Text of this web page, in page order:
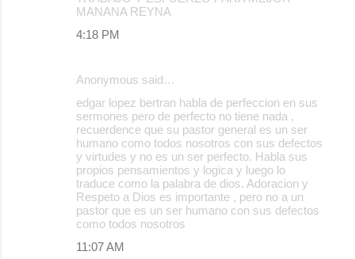
MANANA REYNA
4:18 PM
Anonymous said…
edgar lopez bertran habla de perfeccion en sus
sermones pero de perfecto no tiene nada ,
recuerdence que su pastor general es un ser
humano como todos nosotros con sus defectos
y virtudes y no es un ser perfecto. Habla sus
propios pensamientos y logica y luego lo
traduce como la palabra de dios. Adoracion y
Respeto a Dios es importante , pero no a un
pastor que es un ser humano con sus defectos
como todos nosotros
11:07 AM